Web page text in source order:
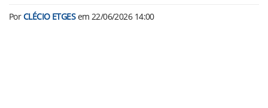
PorCLÉCIO ETGESem 22/06/2026 14:00